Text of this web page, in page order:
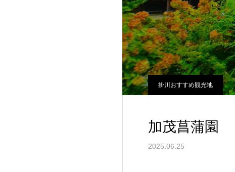
掛川おすすめ観光地
加茂菖蒲園
2025.06.25